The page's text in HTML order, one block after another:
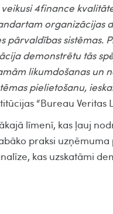
4finance
organizācijas
pārvaldības sistēmas.
demonstrētu tās
likumdošanas un
pielietošanu,
“Bureau Veritas
līmenī, kas ļauj
praksi
kas uzskatāmi